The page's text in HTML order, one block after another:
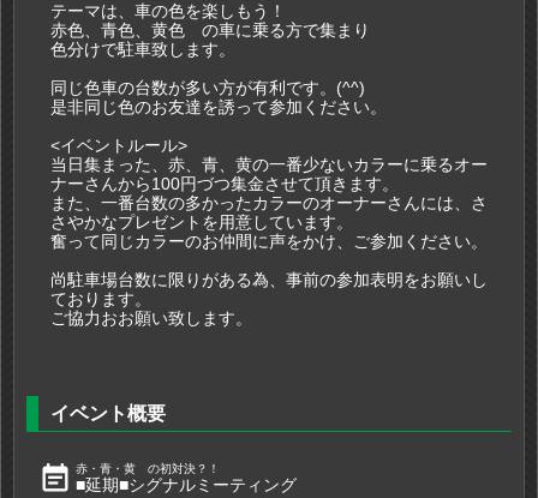
テーマは、車の色を楽しもう！
赤色、青色、黄色 の車に乗る方で集まり
色分けで駐車致します。
同じ色車の台数が多い方が有利です。(^^)
是非同じ色のお友達を誘って参加ください。
<イベントルール>
当日集まった、赤、青、黄の一番少ないカラーに乗るオー
ナーさんから100円づつ集金させて頂きます。
また、一番台数の多かったカラーのオーナーさんには、さ
さやかなプレゼントを用意しています。
奮って同じカラーのお仲間に声をかけ、ご参加ください。
尚駐車場台数に限りがある為、事前の参加表明をお願いし
ております。
ご協力おお願い致します。
イベント概要
event_note 赤・青・黄 の初対決？！
■延期■シグナルミーティング